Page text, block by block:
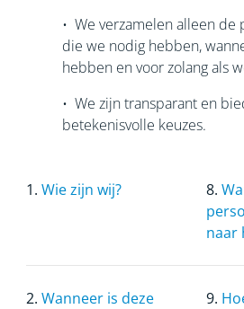
• We verzamelen alleen de
die we nodig hebben,
hebben en voor zolang als
• We zijn transparant en
betekenisvolle keuzes.
1. Wie zijn wij? 8.
naar
2. Wanneer is deze
9.